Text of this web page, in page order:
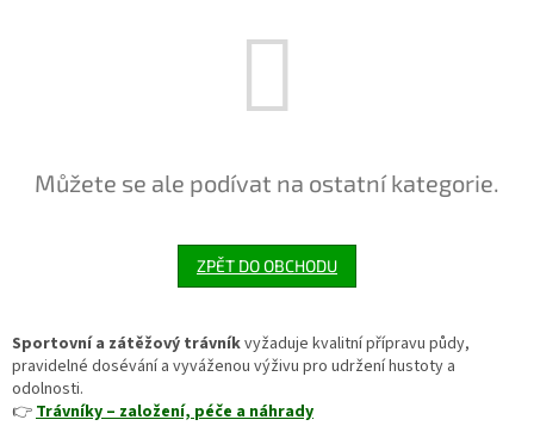
Můžete se ale podívat na ostatní kategorie.
ZPĚT DO OBCHODU
Sportovní a zátěžový trávníkvyžaduje kvalitní přípravu půdy,
pravidelné dosévání a vyváženou výživu pro udržení hustoty a
odolnosti.
👉 Trávníky – založení, péče a náhrady